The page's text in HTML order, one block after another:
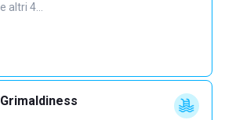
e altri 4…
Grimaldiness